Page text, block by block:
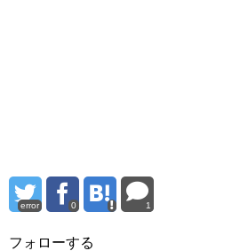
error 0 1
フォローする